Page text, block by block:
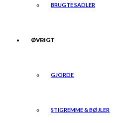
BRUGTE SADLER
ØVRIGT
GJORDE
STIGREMME & BØJLER